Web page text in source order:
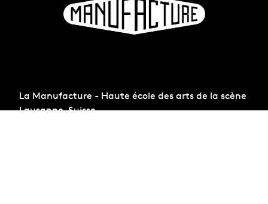
La Manufacture - Haute école des arts de la scène
Lausanne, Suisse